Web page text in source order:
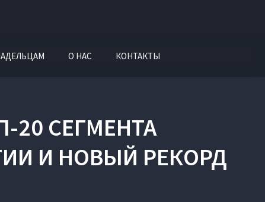
О НАС КОНТАКТЫ
20 СЕГМЕНТА
И НОВЫЙ РЕКОРД